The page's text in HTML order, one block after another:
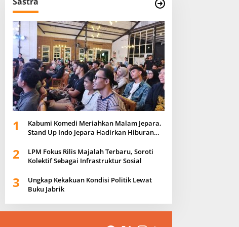
1
Kabumi Komedi Meriahkan Malam Jepara,
Stand Up Indo Jepara Hadirkan Hiburan
2
LPM Fokus Rilis Majalah Terbaru, Soroti
Kolektif Sebagai Infrastruktur Sosial
3
Ungkap Kekakuan Kondisi Politik Lewat
Buku Jabrik